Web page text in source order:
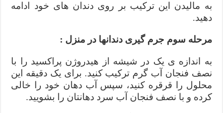
به مالیدن این ترکیب بر روی دندان ‌های خود ادامه
دهید.
مرحله سوم‌ جرم گیری دندانها در منزل :
به ‌اندازه‌ ی یک در شیشه از هیدروژن پراکسید را با
نصف فنجان آب گرم ترکیب کنید. برای یک دقیقه این
محلول را قرقره کنید، سپس آب دهان خود را خالی
کرده و با نصف فنجان آب سرد دهانتان را بشویید.